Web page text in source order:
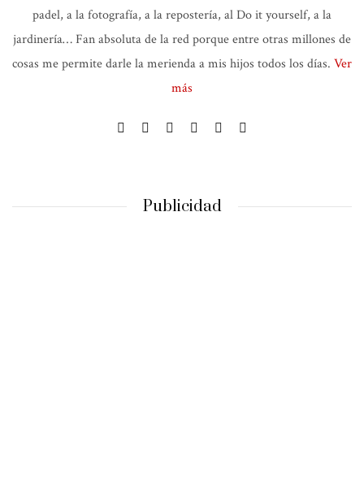
padel, a la fotografía, a la repostería, al Do it yourself, a la
jardinería… Fan absoluta de la red porque entre otras millones de
cosas me permite darle la merienda a mis hijos todos los días. Ver
más
Publicidad